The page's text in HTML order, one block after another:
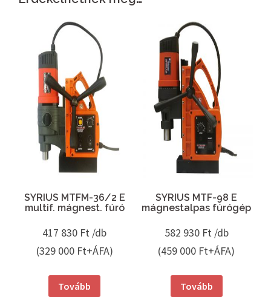
SYRIUS MTFM-36/2 E
multif. mágnest. fúró
417 830 Ft /db
(329 000 Ft+ÁFA)
Tovább
SYRIUS MTF-98 E
mágnestalpas fúrógép
582 930 Ft /db
(459 000 Ft+ÁFA)
Tovább